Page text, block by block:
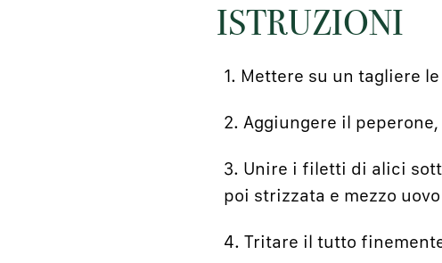
ISTRUZIONI
1. Mettere su un tagliere
2. Aggiungere il
3. Unire i filetti di alici
poi strizzata e mezzo
4. Tritare il tutto